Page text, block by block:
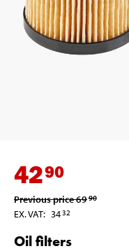
4290
Previous price6990
EX. VAT: 3432
Oil filters